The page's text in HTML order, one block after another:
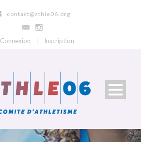
contact@athle06.org
Connexion Inscription